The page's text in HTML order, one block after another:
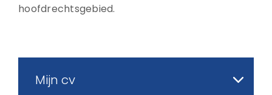
hoofdrechtsgebied.
Mijn cv